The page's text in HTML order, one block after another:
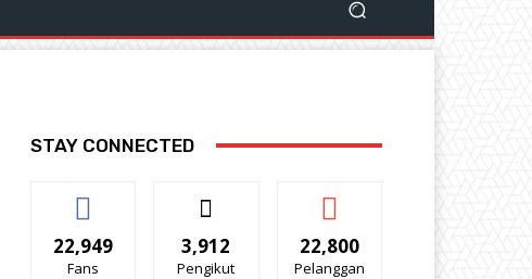
STAY CONNECTED
22,949
Fans
3,912
Pengikut
22,800
Pelanggan